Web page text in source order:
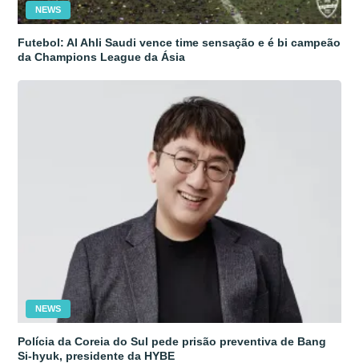
NEWS
Futebol: Al Ahli Saudi vence time sensação e é bi campeão
da Champions League da Ásia
NEWS
Polícia da Coreia do Sul pede prisão preventiva de Bang
Si-hyuk, presidente da HYBE